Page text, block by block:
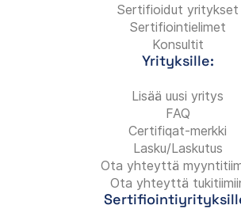
Sertifioidut yritykset
Sertifiointielimet
Konsultit
Yrityksille:
Lisää uusi yritys
FAQ
Certifiqat-merkki
Lasku/Laskutus
Ota yhteyttä
Ota yhteyttä